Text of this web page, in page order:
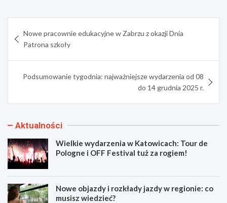
wpisu
Nowe pracownie edukacyjne w Zabrzu z okazji Dnia
Patrona szkoły
Podsumowanie tygodnia: najważniejsze wydarzenia od 08
do 14 grudnia 2025 r.
Aktualności
Wielkie wydarzenia w Katowicach: Tour de
Pologne i OFF Festival tuż za rogiem!
Nowe objazdy i rozkłady jazdy w regionie: co
musisz wiedzieć?